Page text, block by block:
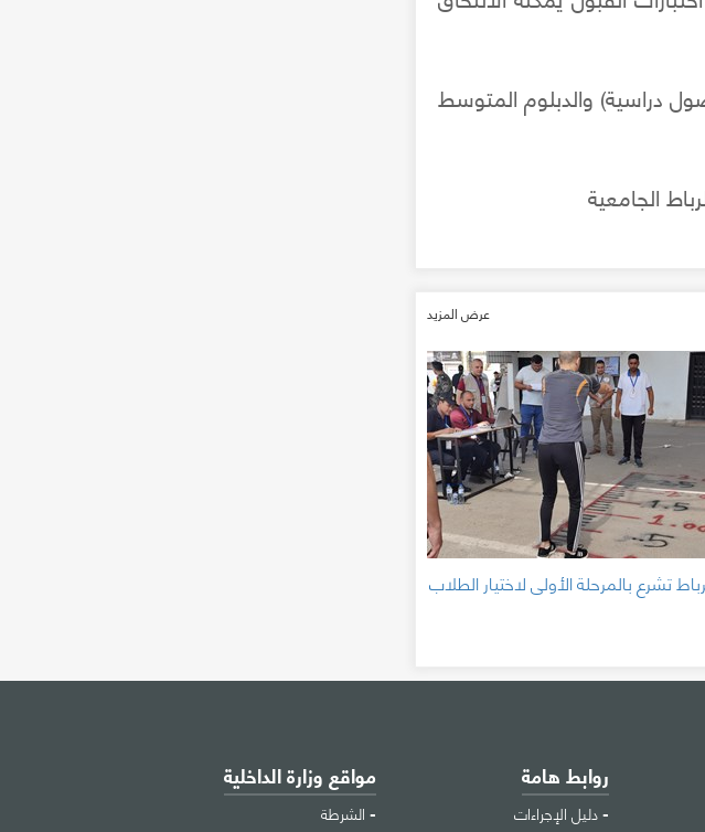
دراسية) والدبلوم المتوسط
الجامعية
عرض المزيد
تشرع بالمرحلة الأولى لاختيار الطلاب
روابط هامة
دليل الإجراءات
مواقع وزارة الداخلية
الشرطة